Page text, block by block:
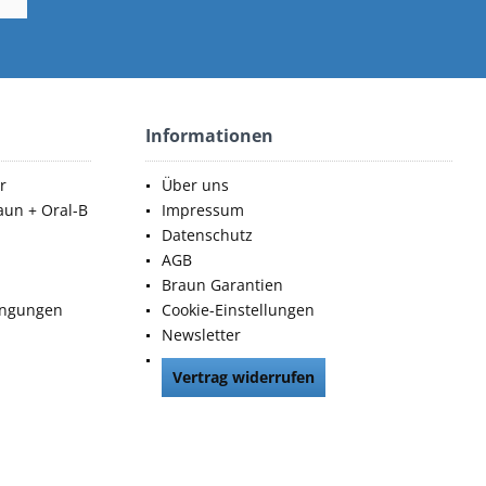
+ Oral-B
Informationen
Über uns
Impressum
Datenschutz
AGB
Braun Garantien
Cookie-Einstellungen
Newsletter
Vertrag widerrufen